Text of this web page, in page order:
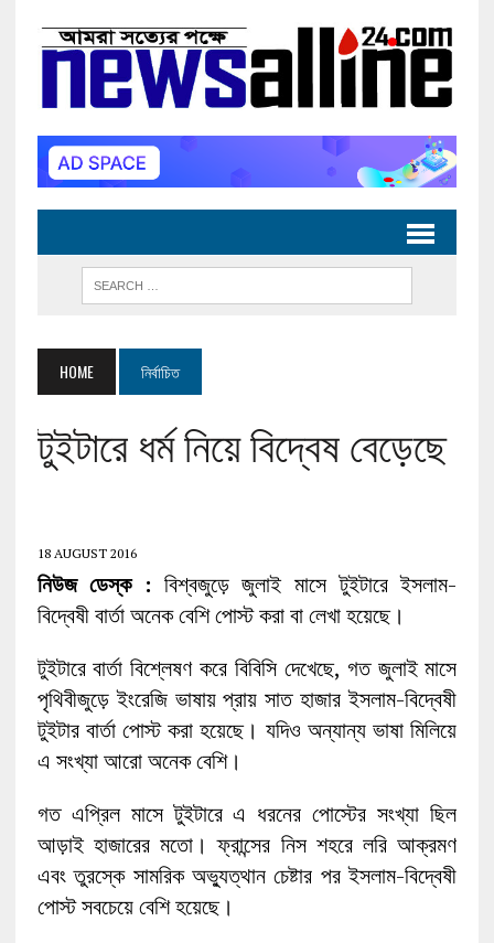
HOME নির্বাচিত
টুইটারে ধর্ম নিয়ে বিদ্বেষ বেড়েছে
18 AUGUST 2016
নিউজ ডেস্ক : বিশ্বজুড়ে জুলাই মাসে টুইটারে ইসলাম-
বিদ্বেষী বার্তা অনেক বেশি পোস্ট করা বা লেখা হয়েছে।
টুইটারে বার্তা বিশ্লেষণ করে বিবিসি দেখেছে, গত জুলাই মাসে
পৃথিবীজুড়ে ইংরেজি ভাষায় প্রায় সাত হাজার ইসলাম-বিদ্বেষী
টুইটার বার্তা পোস্ট করা হয়েছে। যদিও অন্যান্য ভাষা মিলিয়ে
এ সংখ্যা আরো অনেক বেশি।
গত এপ্রিল মাসে টুইটারে এ ধরনের পোস্টের সংখ্যা ছিল
আড়াই হাজারের মতো। ফ্রান্সের নিস শহরে লরি আক্রমণ
এবং তুরস্কে সামরিক অভ্যুত্থান চেষ্টার পর ইসলাম-বিদ্বেষী
পোস্ট সবচেয়ে বেশি হয়েছে।